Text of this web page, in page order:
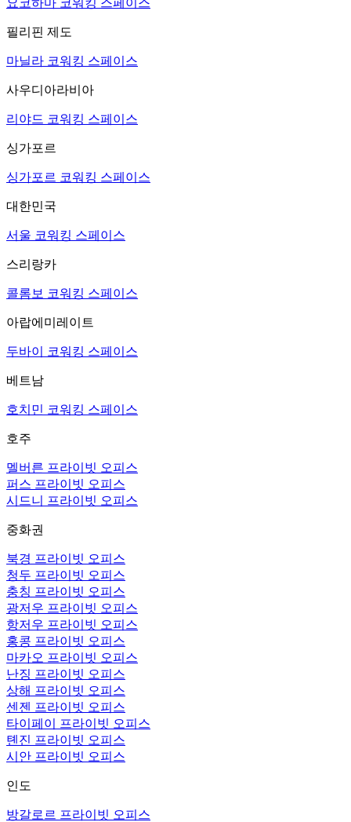
필리핀 제도
마닐라 코워킹 스페이스
사우디아라비아
리야드 코워킹 스페이스
싱가포르
싱가포르 코워킹 스페이스
대한민국
서울 코워킹 스페이스
스리랑카
콜롬보 코워킹 스페이스
아랍에미레이트
두바이 코워킹 스페이스
베트남
호치민 코워킹 스페이스
호주
멜버른 프라이빗 오피스
퍼스 프라이빗 오피스
시드니 프라이빗 오피스
중화권
북경 프라이빗 오피스
청두 프라이빗 오피스
충칭 프라이빗 오피스
광저우 프라이빗 오피스
항저우 프라이빗 오피스
홍콩 프라이빗 오피스
마카오 프라이빗 오피스
난징 프라이빗 오피스
상해 프라이빗 오피스
센젠 프라이빗 오피스
타이페이 프라이빗 오피스
톈진 프라이빗 오피스
시안 프라이빗 오피스
인도
방갈로르 프라이빗 오피스